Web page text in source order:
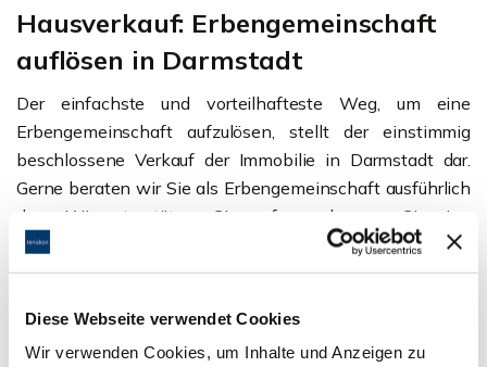
Diese Webseite verwendet Cookies
Wir verwenden Cookies, um Inhalte und Anzeigen zu
Hausverkauf: Erbengemeinschaft
auflösen in Darmstadt
Der einfachste und vorteilhafteste Weg, um eine
Erbengemeinschaft aufzulösen, stellt der einstimmig
beschlossene Verkauf der Immobilie in Darmstadt dar.
Gerne beraten wir Sie als Erbengemeinschaft ausführlich
dazu. Wir unterstützen Sie umfassend, wenn Sie eine
geerbte Immobilie verkaufen möchten und übernehmen
die Vermarktung und den Verkauf in Darmstadt. Möchten
setzen Sie sich einfach direkt mit uns in Verbindung.